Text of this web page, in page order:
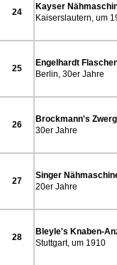
24
Kayser
Kaiserslautern, um
25
Engelhardt
Berlin, 30er Jahre
26
Brockmann's
30er Jahre
27
Singer
20er Jahre
28
Bleyle's Knaben-
Stuttgart, um 1910